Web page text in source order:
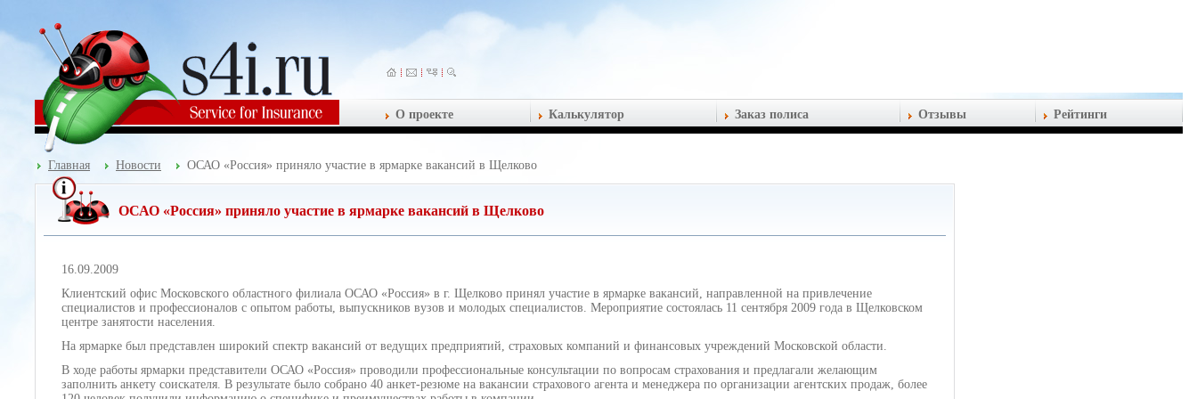
О проекте Калькулятор Заказ полиса Отзывы Рейтинги
Главная Новости ОСАО «Россия» приняло участие в ярмарке вакансий в Щелково
ОСАО «Россия» приняло участие в ярмарке вакансий в Щелково
16.09.2009
Клиентский офис Московского областного филиала ОСАО «Россия» в г. Щелково принял участие в ярмарке вакансий, направленной на привлечение
специалистов и профессионалов с опытом работы, выпускников вузов и молодых специалистов. Мероприятие состоялась 11 сентября 2009 года в Щелковском
центре занятости населения.
На ярмарке был представлен широкий спектр вакансий от ведущих предприятий, страховых компаний и финансовых учреждений Московской области.
В ходе работы ярмарки представители ОСАО «Россия» проводили профессиональные консультации по вопросам страхования и предлагали желающим
заполнить анкету соискателя. В результате было собрано 40 анкет-резюме на вакансии страхового агента и менеджера по организации агентских продаж, более